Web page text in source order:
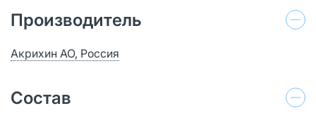
Производитель
Акрихин АО, Россия
Состав